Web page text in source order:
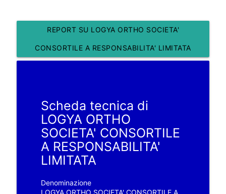
REPORT SU LOGYA ORTHO SOCIETA'
CONSORTILE A RESPONSABILITA' LIMITATA
Scheda tecnica di
LOGYA ORTHO
SOCIETA' CONSORTILE
A RESPONSABILITA'
LIMITATA
Denominazione
LOGYA ORTHO SOCIETA' CONSORTILE A